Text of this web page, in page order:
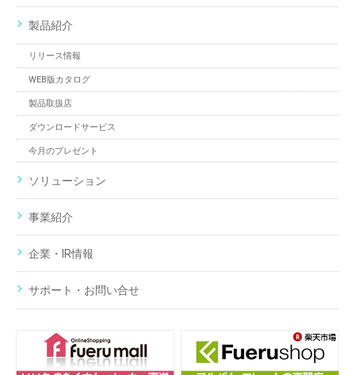
製品紹介
リリース情報
WEB版カタログ
製品取扱店
ダウンロードサービス
今月のプレゼント
ソリューション
事業紹介
企業・IR情報
サポート・お問い合せ